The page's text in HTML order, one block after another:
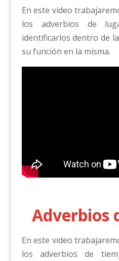
En este video
los adverbios de
identificarlos dentro de
su función en la misma.
Adverbios
En este video
los adverbios de